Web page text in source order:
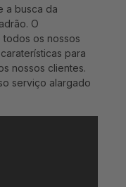
a busca da
O
os nossos
para
nossos clientes.
serviço alargado